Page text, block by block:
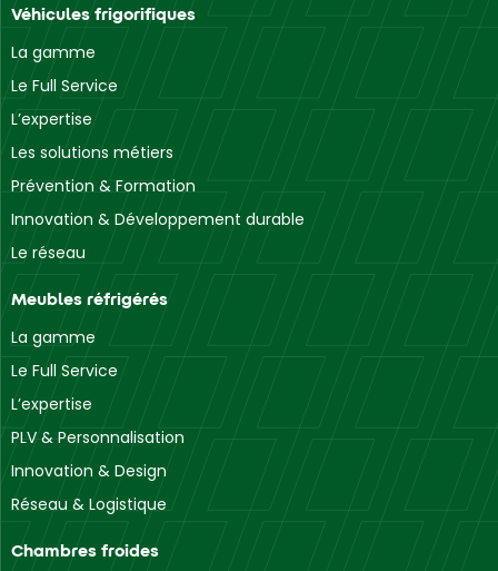
Véhicules frigorifiques
La gamme
Le Full Service
L’expertise
Les solutions métiers
Prévention & Formation
Innovation & Développement durable
Le réseau
Meubles réfrigérés
La gamme
Le Full Service
L’expertise
PLV & Personnalisation
Innovation & Design
Réseau & Logistique
Chambres froides